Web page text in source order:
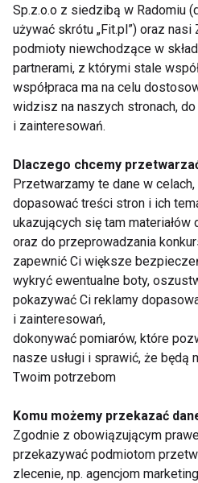
Bakłażana i dynię pokroić w
rozgrzać 1 łyżkę oliwy i
zmięknie przełożyć na
podzielić na różyczki,
lekko zmięknie. Pomidory
plasterki. Przygotowane
wysmarowanego oliwą
Całość posypać obficie
Rozgrzać piekarnik do
ser się roztopi. Gotową
posypać świeżym
Patisony faszerowane
morskim
Składniki:
- 4 średnie sztuki patisonów
- 300 g sera żółtego – Morski
- 2 ząbki czosnku
- ¼ łyżeczki chilli
Sp.z.o.o z siedzibą w Radomiu
używać skrótu „Fit.pl”) oraz
podmioty niewchodzące w
partnerami, z którymi stale
współpraca ma na celu
widzisz na naszych stronach,
i zainteresowań.
Dlaczego chcemy
Przetwarzamy te dane w celach,
dopasować treści stron i ich
ukazujących się tam
oraz do przeprowadzania
zapewnić Ci większe
wykryć ewentualne boty,
pokazywać Ci reklamy
i zainteresowań,
dokonywać pomiarów, które
nasze usługi i sprawić, że będą
Twoim potrzebom
Komu możemy przekazać
Zgodnie z obowiązującym
przekazywać podmiotom
zlecenie, np. agencjom